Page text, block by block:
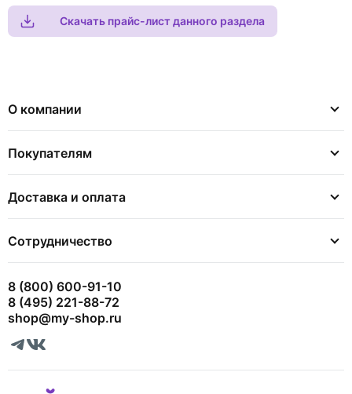
Скачать прайс-лист данного раздела
О компании
Покупателям
Доставка и оплата
Сотрудничество
8 (800) 600-91-10
8 (495) 221-88-72
shop@my-shop.ru